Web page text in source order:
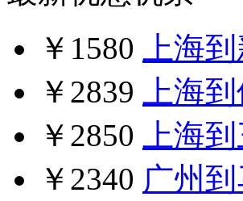
￥1580
上海
￥2839
上海
￥2850
上海
￥2340 广州